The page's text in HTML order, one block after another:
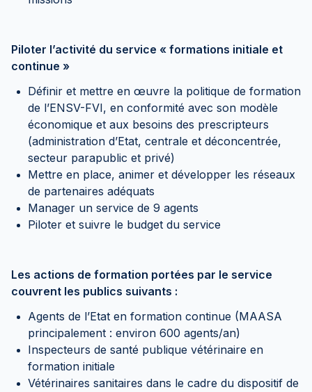
Piloter l’activité du service « formations initiale et
continue »
Définir et mettre en œuvre la politique de formation
de l’ENSV-FVI, en conformité avec son modèle
économique et aux besoins des prescripteurs
(administration d’Etat, centrale et déconcentrée,
secteur parapublic et privé)
Mettre en place, animer et développer les réseaux
de partenaires adéquats
Manager un service de 9 agents
Piloter et suivre le budget du service
Les actions de formation portées par le service
couvrent les publics suivants :
Agents de l’Etat en formation continue (MAASA
principalement : environ 600 agents/an)
Inspecteurs de santé publique vétérinaire en
formation initiale
Vétérinaires sanitaires dans le cadre du dispositif de